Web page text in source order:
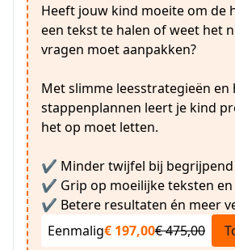
Heeft jouw kind moeite om de
een tekst te halen of weet het
vragen moet aanpakken?
Met slimme leesstrategieën en
stappenplannen leert je kind
het op moet letten.
✔ Minder twijfel bij begrijpend
✔ Grip op moeilijke teksten en
✔ Betere resultaten én meer
Eenmalig€ 197,00€ 475,00